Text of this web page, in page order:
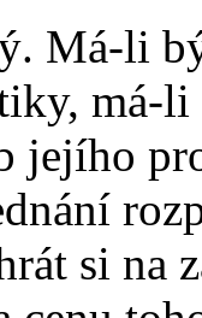
Má-li
má-
jejího
si